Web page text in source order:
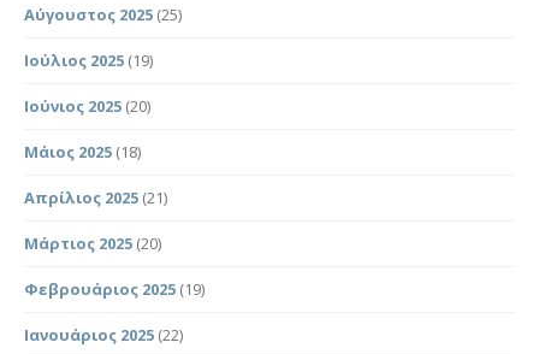
Αύγουστος 2025 (25)
Ιούλιος 2025 (19)
Ιούνιος 2025 (20)
Μάιος 2025 (18)
Απρίλιος 2025 (21)
Μάρτιος 2025 (20)
Φεβρουάριος 2025 (19)
Ιανουάριος 2025 (22)